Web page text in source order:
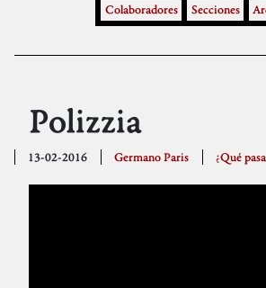
Colaboradores Secciones
Polizzia
13-02-2016 Germano Paris ¿Qué